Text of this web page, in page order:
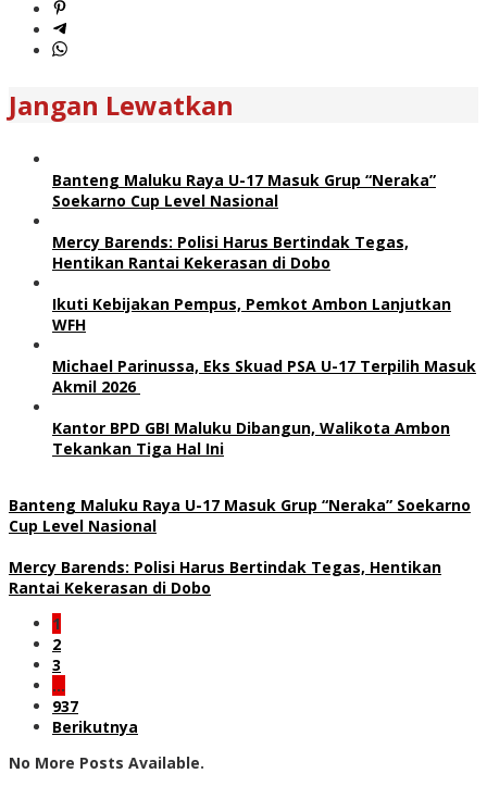
Jangan Lewatkan
Banteng Maluku Raya U-17 Masuk Grup “Neraka”
Soekarno Cup Level Nasional
Mercy Barends: Polisi Harus Bertindak Tegas,
Hentikan Rantai Kekerasan di Dobo
Ikuti Kebijakan Pempus, Pemkot Ambon Lanjutkan
WFH
Michael Parinussa, Eks Skuad PSA U-17 Terpilih Masuk
Akmil 2026
Kantor BPD GBI Maluku Dibangun, Walikota Ambon
Tekankan Tiga Hal Ini
Banteng Maluku Raya U-17 Masuk Grup “Neraka” Soekarno
Cup Level Nasional
Mercy Barends: Polisi Harus Bertindak Tegas, Hentikan
Rantai Kekerasan di Dobo
1
2
3
…
937
Berikutnya
No More Posts Available.